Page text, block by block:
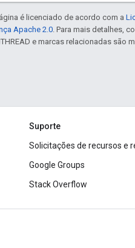
é licenciado de acordo com a
Apache 2.0. Para mais detalhes,
e marcas relacionadas são
Suporte
Solicitações de recursos e
Google Groups
Stack Overflow